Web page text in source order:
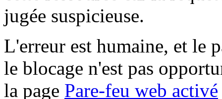
jugée suspicieuse.
L'erreur est humaine, et le
le blocage n'est pas
la page Pare-feu web activé